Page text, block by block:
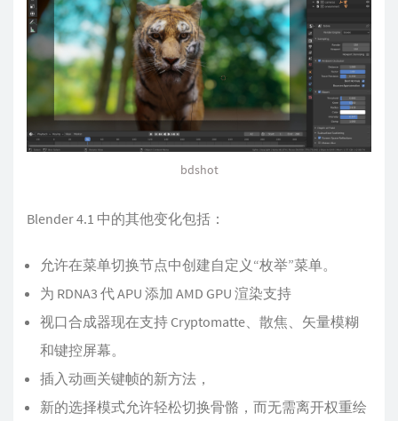
bdshot
Blender 4.1 中的其他变化包括：
允许在菜单切换节点中创建自定义“枚举”菜单。
为 RDNA3 代 APU 添加 AMD GPU 渲染支持
视口合成器现在支持 Cryptomatte、散焦、矢量模糊
和键控屏幕。
插入动画关键帧的新方法，
新的选择模式允许轻松切换骨骼，而无需离开权重绘